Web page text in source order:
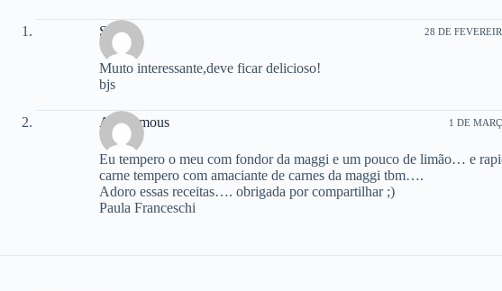
Silvia 28 DE
Muito interessante,deve ficar delicioso!
bjs
Anonymous 1 DE
Eu tempero o meu com fondor da maggi e um pouco de limão… e
carne tempero com amaciante de carnes da maggi tbm….
Adoro essas receitas…. obrigada por compartilhar ;)
Paula Franceschi